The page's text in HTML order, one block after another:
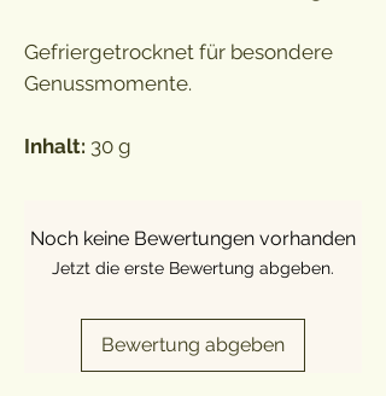
Gefriergetrocknet für besondere
Genussmomente.
Inhalt: 30 g
Noch keine Bewertungen vorhanden
Jetzt die erste Bewertung abgeben.
Bewertung abgeben